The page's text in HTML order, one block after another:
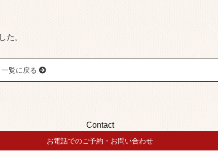
た。
一覧に戻る
Contact
お電話でのご予約・お問い合わせ